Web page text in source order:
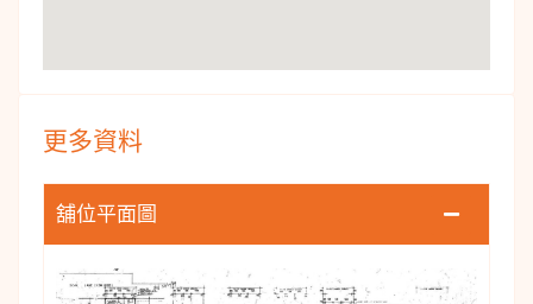
更多資料
舖位平面圖